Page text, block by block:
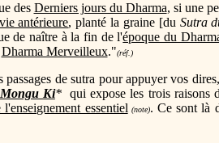
des Derniers jours du Dharma, si une
vie antérieure, planté la graine [du Sutra
de naître à la fin de l'époque du
Dharma Merveilleux."(réf.)
de sutra pour appuyer vos
Ki*qui expose les trois raisons
essentiel (note). Ce sont là